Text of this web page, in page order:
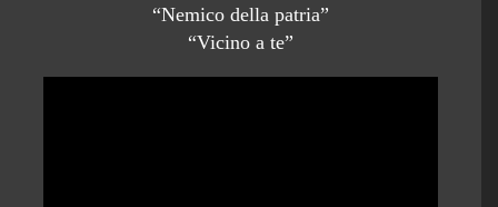
“Nemico della patria”
“Vicino a te”